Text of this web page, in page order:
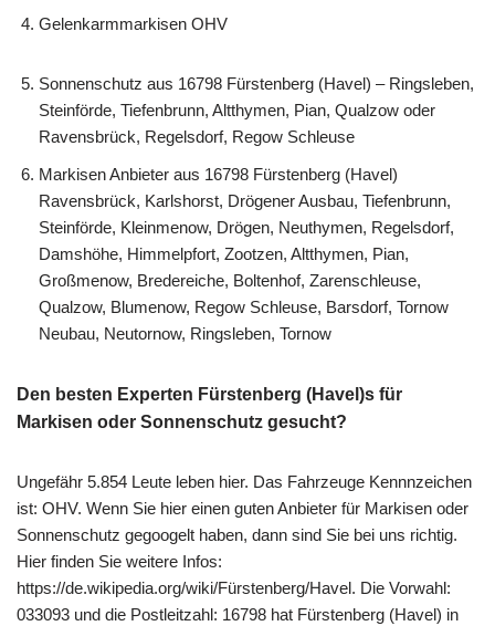
Gelenkarmmarkisen OHV
Sonnenschutz aus 16798 Fürstenberg (Havel) – Ringsleben,
Steinförde, Tiefenbrunn, Altthymen, Pian, Qualzow oder
Ravensbrück, Regelsdorf, Regow Schleuse
Markisen Anbieter aus 16798 Fürstenberg (Havel)
Ravensbrück, Karlshorst, Drögener Ausbau, Tiefenbrunn,
Steinförde, Kleinmenow, Drögen, Neuthymen, Regelsdorf,
Damshöhe, Himmelpfort, Zootzen, Altthymen, Pian,
Großmenow, Bredereiche, Boltenhof, Zarenschleuse,
Qualzow, Blumenow, Regow Schleuse, Barsdorf, Tornow
Neubau, Neutornow, Ringsleben, Tornow
Den besten Experten Fürstenberg (Havel)s für
Markisen oder Sonnenschutz gesucht?
Ungefähr 5.854 Leute leben hier. Das Fahrzeuge Kennnzeichen
ist: OHV. Wenn Sie hier einen guten Anbieter für Markisen oder
Sonnenschutz gegoogelt haben, dann sind Sie bei uns richtig.
Hier finden Sie weitere Infos:
https://de.wikipedia.org/wiki/Fürstenberg/Havel. Die Vorwahl:
033093 und die Postleitzahl: 16798 hat Fürstenberg (Havel) in